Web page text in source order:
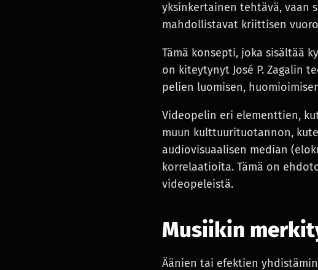
yksinkertainen tehtävä, vaan
mahdollistavat kriittisen
Tämä konsepti, joka sisältää
on kiteytynyt José P. Zagalin
pelien luomisen,
Videopelin eri elementtien,
muun kulttuurituotannon,
audiovisuaalisen median
korrelaatioita. Tämä on
videopeleistä.
Musiikin
Äänien tai efektien